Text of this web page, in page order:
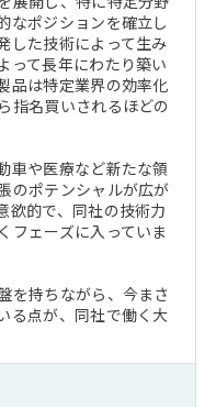
なポジションを確立し
した技術によって生み
って長年にわたり築い
品は特定業界の効率化
指名買いされるほどの
車や医療など新たな領
のポテンシャルが広が
欲的で、同社の技術力
フェーズに入っていま
を持ちながら、今まさ
る点が、同社で働く大